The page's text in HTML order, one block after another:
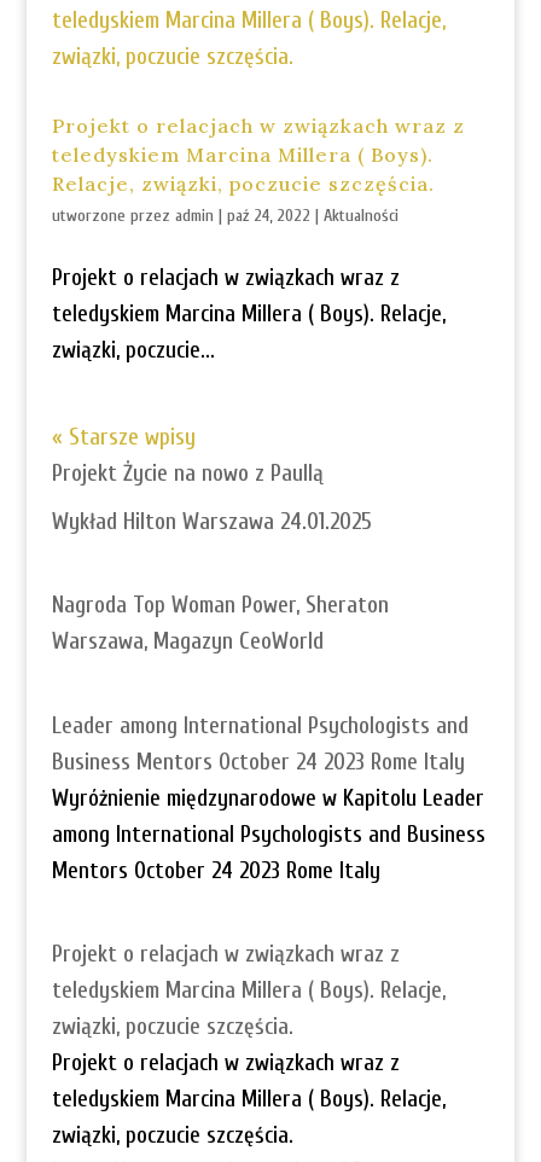
Projekt o relacjach w związkach wraz z
teledyskiem Marcina Millera ( Boys).
Relacje, związki, poczucie szczęścia.
utworzone przez admin | paź 24, 2022 | Aktualności
Projekt o relacjach w związkach wraz z
teledyskiem Marcina Millera ( Boys). Relacje,
związki, poczucie...
« Starsze wpisy
Projekt Życie na nowo z Paullą
Wykład Hilton Warszawa 24.01.2025
Nagroda Top Woman Power, Sheraton
Warszawa, Magazyn CeoWorld
Leader among International Psychologists and
Business Mentors October 24 2023 Rome Italy
Wyróżnienie międzynarodowe w Kapitolu Leader
among International Psychologists and Business
Mentors October 24 2023 Rome Italy
Projekt o relacjach w związkach wraz z
teledyskiem Marcina Millera ( Boys). Relacje,
związki, poczucie szczęścia.
Projekt o relacjach w związkach wraz z
teledyskiem Marcina Millera ( Boys). Relacje,
związki, poczucie szczęścia.